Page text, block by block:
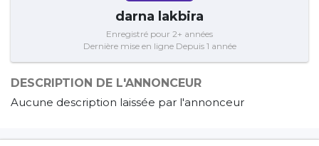
darna lakbira
Enregistré pour 2+ années
Dernière mise en ligne Depuis 1 année
DESCRIPTION DE L'ANNONCEUR
Aucune description laissée par l'annonceur